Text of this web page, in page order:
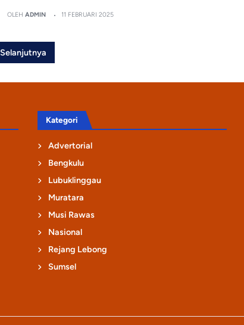
OLEHADMIN 11 FEBRUARI 2025
Selanjutnya
Kategori
Advertorial
Bengkulu
Lubuklinggau
Muratara
Musi Rawas
Nasional
Rejang Lebong
Sumsel